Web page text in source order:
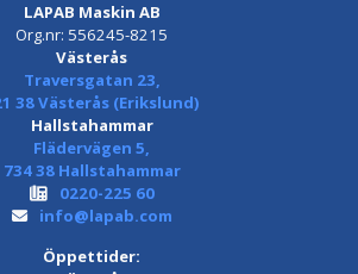
LAPAB Maskin AB
Org.nr: 556245-8215
Västerås
Traversgatan 23,
38 Västerås (Erikslund)
Hallstahammar
Flädervägen 5,
734 38 Hallstahammar
0220-225 60
info@lapab.com
Öppettider: